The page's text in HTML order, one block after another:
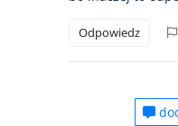
Odpowiedz